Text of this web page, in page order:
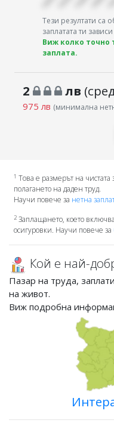
Тези резултати са
заплатата ти
Виж колко точно
заплата.
2 лв
975 лв (минимална
1 Това е размерът на чистата
полагането на даден труд.
Научи повече за нетна
2Заплащането, което
осигуровки. Научи повече за
Кой е най-
Пазар на труда,
на живот.
Виж подробна